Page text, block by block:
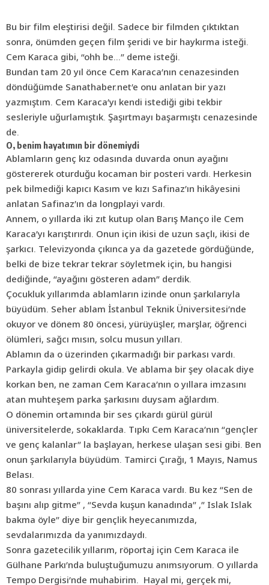
Bu bir film eleştirisi değil. Sadece bir filmden çıktıktan
sonra, önümden geçen film şeridi ve bir haykırma isteği.
Cem Karaca gibi, “ohh be…” deme isteği.
Bundan tam 20 yıl önce Cem Karaca’nın cenazesinden
döndüğümde Sanathaber.net’e onu anlatan bir yazı
yazmıştım. Cem Karaca’yı kendi istediği gibi tekbir
sesleriyle uğurlamıştık. Şaşırtmayı başarmıştı cenazesinde
de.
O, benim hayatımın bir dönemiydi
Ablamların genç kız odasında duvarda onun ayağını
göstererek oturduğu kocaman bir posteri vardı. Herkesin
pek bilmediği kapıcı Kasım ve kızı Safinaz’ın hikâyesini
anlatan Safinaz’ın da longplayi vardı.
Annem, o yıllarda iki zıt kutup olan Barış Manço ile Cem
Karaca’yı karıştırırdı. Onun için ikisi de uzun saçlı, ikisi de
şarkıcı. Televizyonda çıkınca ya da gazetede gördüğünde,
belki de bize tekrar tekrar söyletmek için, bu hangisi
dediğinde, “ayağını gösteren adam” derdik.
Çocukluk yıllarımda ablamların izinde onun şarkılarıyla
büyüdüm. Seher ablam İstanbul Teknik Üniversitesi’nde
okuyor ve dönem 80 öncesi, yürüyüşler, marşlar, öğrenci
ölümleri, sağcı mısın, solcu musun yılları.
Ablamın da o üzerinden çıkarmadığı bir parkası vardı.
Parkayla gidip gelirdi okula. Ve ablama bir şey olacak diye
korkan ben, ne zaman Cem Karaca’nın o yıllara imzasını
atan muhteşem parka şarkısını duysam ağlardım.
O dönemin ortamında bir ses çıkardı gürül gürül
üniversitelerde, sokaklarda. Tıpkı Cem Karaca’nın “gençler
ve genç kalanlar” la başlayan, herkese ulaşan sesi gibi. Ben
onun şarkılarıyla büyüdüm. Tamirci Çırağı, 1 Mayıs, Namus
Belası.
80 sonrası yıllarda yine Cem Karaca vardı. Bu kez “Sen de
başını alıp gitme” , “Sevda kuşun kanadında” ,” Islak Islak
bakma öyle” diye bir gençlik heyecanımızda,
sevdalarımızda da yanımızdaydı.
Sonra gazetecilikyıllarım, röportaj için Cem Karaca ile
Gülhane Parkı’nda buluştuğumuzu anımsıyorum. O yıllarda
Tempo Dergisi’nde muhabirim. Hayal mi, gerçek mi,